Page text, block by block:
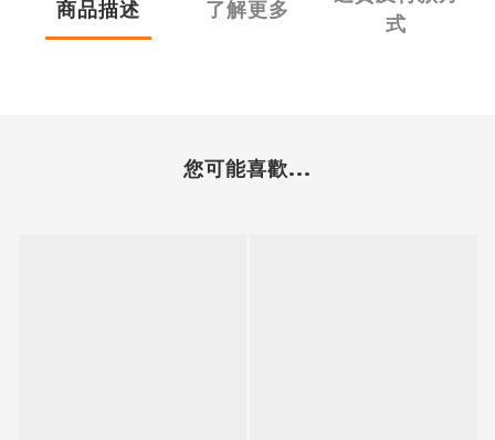
商品描述 了解更多
式
您可能喜歡...